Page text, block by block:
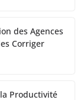
des Agences
Corriger
Productivité